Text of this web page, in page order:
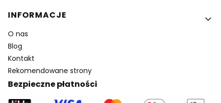
INFORMACJE
O nas
Blog
Kontakt
Rekomendowane strony
Bezpieczne płatności